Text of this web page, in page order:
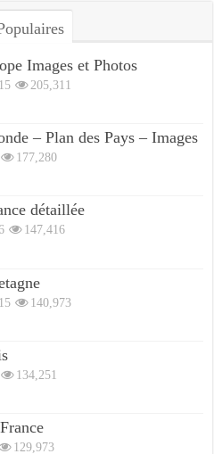
Images et Photos
205,311
– Plan des Pays – Images
177,280
détaillée
147,416
140,973
134,251
129,973